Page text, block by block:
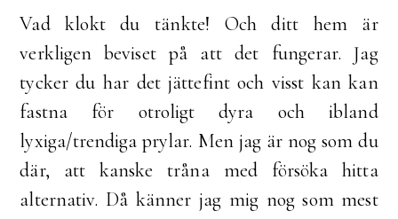
Vad klokt du tänkte! Och ditt hem är
verkligen beviset på att det fungerar. Jag
tycker du har det jättefint och visst kan kan
fastna för otroligt dyra och ibland
lyxiga/trendiga prylar. Men jag är nog som du
där, att kanske tråna med försöka hitta
alternativ. Då känner jag mig nog som mest